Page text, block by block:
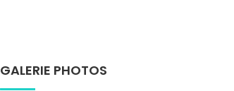
GALERIE PHOTOS